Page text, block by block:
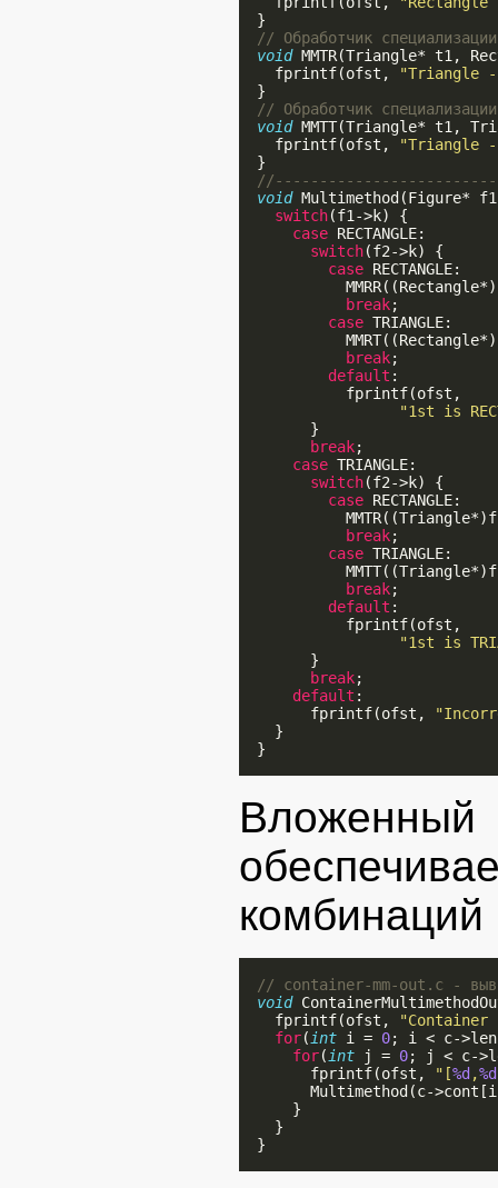
  }
// Обработчик
void MMTR(Triangle* t1,
    fprintf(ofst,
"Triangle -
  }
// Обработчик
void MMTT(Triangle* t1,
    fprintf(ofst,
"Triangle -
  }
void Multimethod(Figure*
switch(f1->k) {
case RECTANGLE:
switch(f2->k) {
case RECTANGLE:
break;
case TRIANGLE:
break;
default :
            fprintf(ofst,
"1st is
        }
break;
case TRIANGLE:
switch(f2->k) {
case RECTANGLE:
break;
case TRIANGLE:
break;
default :
            fprintf(ofst,
"1st is
        }
break;
default :
        fprintf(ofst,
    }
  }
Вложенный
комбинаций
// container-mm-out.c -
void
    fprintf(ofst,
for( int i = 0; i < c-
for( int j = 0; j < c-
        fprintf(ofst,
"[%d ,%d
Multimethod(c-
      }
    }
  }